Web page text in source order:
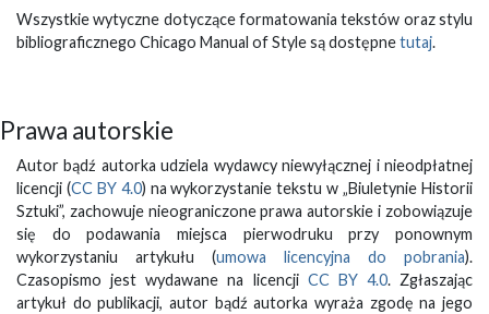
Wszystkie wytyczne dotyczące formatowania tekstów oraz stylu
bibliograficznego Chicago Manual of Style są dostępnetutaj.
Prawa autorskie
Autor bądź autorka udziela wydawcy niewyłącznej i nieodpłatnej
licencji (CC BY 4.0) na wykorzystanie tekstu w „Biuletynie Historii
Sztuki”, zachowuje nieograniczone prawa autorskie i zobowiązuje
się do podawania miejsca pierwodruku przy ponownym
wykorzystaniu artykułu (umowa licencyjna do pobrania).
Czasopismo jest wydawane na licencji CC BY 4.0. Zgłaszając
artykuł do publikacji, autor bądź autorka wyraża zgodę na jego